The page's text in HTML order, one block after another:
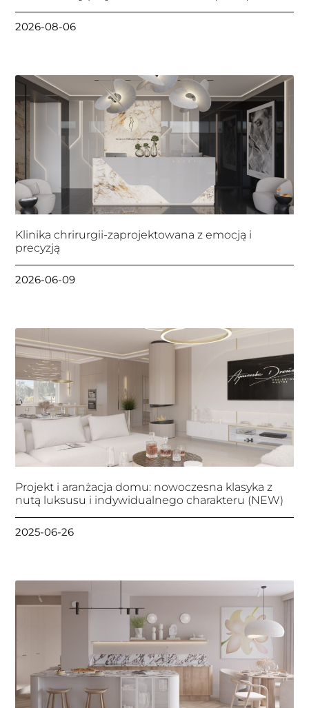
2026-08-06
Klinika chrirurgii-zaprojektowana z emocją i
precyzją
2026-06-09
Projekt i aranżacja domu: nowoczesna klasyka z
nutą luksusu i indywidualnego charakteru (NEW)
2025-06-26